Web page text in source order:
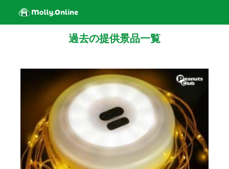
過去の提供景品一覧